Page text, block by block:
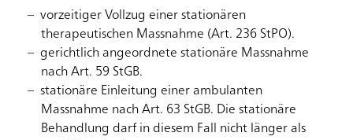
vorzeitiger Vollzug einer stationären
therapeutischen Massnahme (Art. 236 StPO).
gerichtlich angeordnete stationäre Massnahme
nach Art. 59 StGB.
stationäre Einleitung einer ambulanten
Massnahme nach Art. 63 StGB. Die stationäre
Behandlung darf in diesem Fall nicht länger als